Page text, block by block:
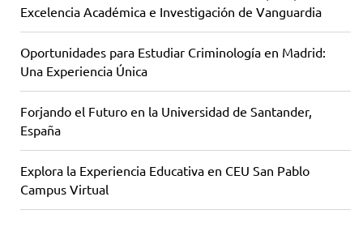
Excelencia Académica e Investigación de Vanguardia
Oportunidades para Estudiar Criminología en Madrid:
Una Experiencia Única
Forjando el Futuro en la Universidad de Santander,
España
Explora la Experiencia Educativa en CEU San Pablo
Campus Virtual